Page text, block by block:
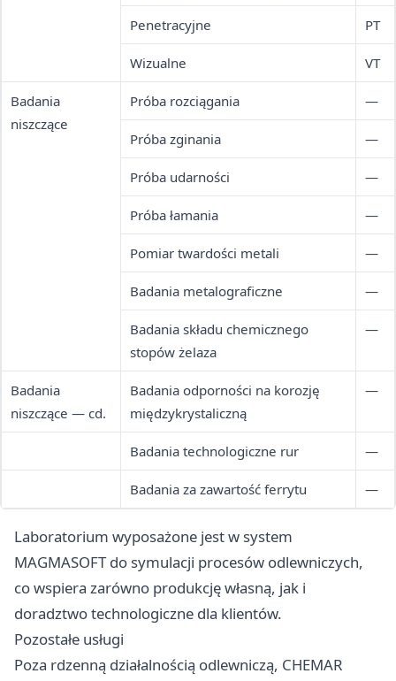
Penetracyjne PT
Wizualne VT
Badania
niszczące
Próba rozciągania —
Próba zginania —
Próba udarności —
Próba łamania —
Pomiar twardości metali —
Badania metalograficzne —
Badania składu chemicznego
stopów żelaza
—
Badania
niszczące — cd.
Badania odporności na korozję
międzykrystaliczną
—
Badania technologiczne rur —
Badania za zawartość ferrytu —
Laboratorium wyposażone jest w system
MAGMASOFT do symulacji procesów odlewniczych,
co wspiera zarówno produkcję własną, jak i
doradztwo technologiczne dla klientów.
Pozostałe usługi
Poza rdzenną działalnością odlewniczą, CHEMAR